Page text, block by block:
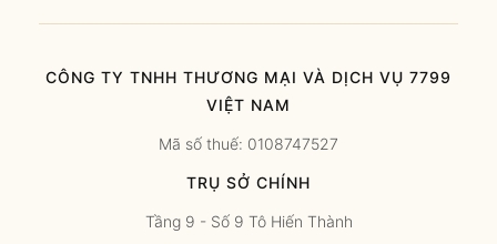
CÔNG TY TNHH THƯƠNG MẠI VÀ DỊCH VỤ 7799
VIỆT NAM
Mã số thuế: 0108747527
TRỤ SỞ CHÍNH
Tầng 9 - Số 9 Tô Hiến Thành